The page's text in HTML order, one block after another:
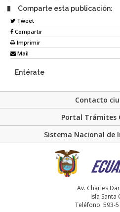
Comparte esta publicación:
Tweet
Compartir
Imprimir
Mail
Entérate
Contacto
Portal Trámites
Sistema Nacional de
Av. Charles
Isla Santa
Teléfono: 593-